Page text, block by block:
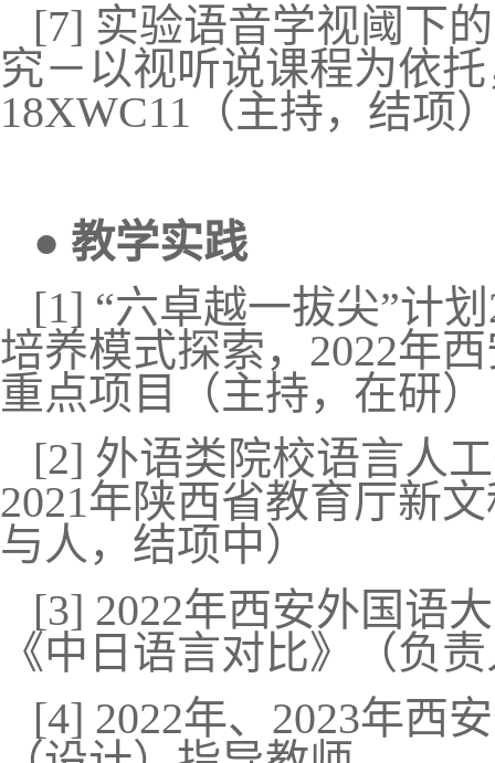
[7] 实验语音学视阈下
究－以视听说课程为依
18XWC11（主持，结项
● 教学实践
[1] “六卓越一拔尖”计划
培养模式探索， 2022年
重点项目（主持，在研）
[2] 外语类院校语言人
2021年陕西省教育厅新
与人， 结项中）
[3] 2022年西安外国语
《中日语言对比》（负
[4] 2022年、 2023年西